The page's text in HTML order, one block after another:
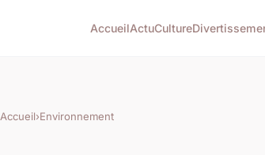
AccueilActuCulture
Accueil›Environnement